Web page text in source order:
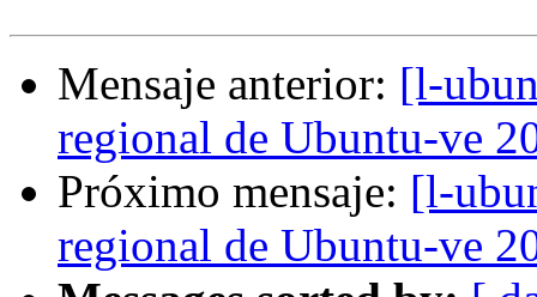
Mensaje anterior: [l-
regional de Ubuntu-ve
Próximo mensaje: [l-
regional de Ubuntu-ve